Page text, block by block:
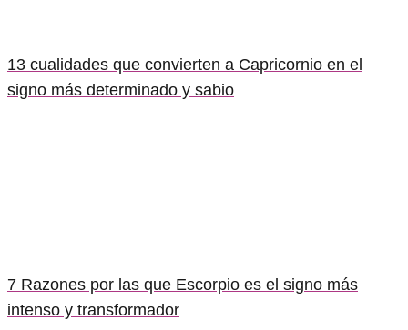
13 cualidades que convierten a Capricornio en el
signo más determinado y sabio
7 Razones por las que Escorpio es el signo más
intenso y transformador